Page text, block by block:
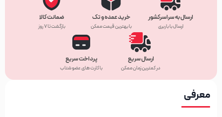
ارسال به سراسرکشور
ارسال با باربری
خرید عمده و تک
با بهترین قیمت ممکن
ضمانت کالا
بازگشت تا ۷ روز
ارسال سریع
در کمترین زمان ممکن
پرداخت سریع
با کارت های عضو شتاب
معرفی